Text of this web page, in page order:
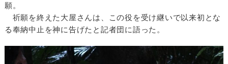
願。
祈願を終えた大屋さんは、この役を受け継いで以来初とな
る奉納中止を神に告げたと記者団に語った。